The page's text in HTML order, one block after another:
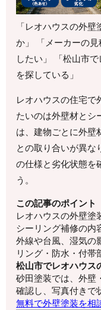
「レオハウスの外
か」 「メーカーの
したい」 「松山市
を探している」
レオハウスの住宅で
たいのは外壁材とシ
は、建物ごとに外壁
との取り合いが異な
の仕様と劣化状態を
う。
この記事のポイント
レオハウスの外壁塗
シーリング補修の内
外線や台風、湿気の
リング・防水・付帯
松山市でレオハウス
砂田塗装では、外壁
確認し、写真付きで
無料で外壁塗装を相